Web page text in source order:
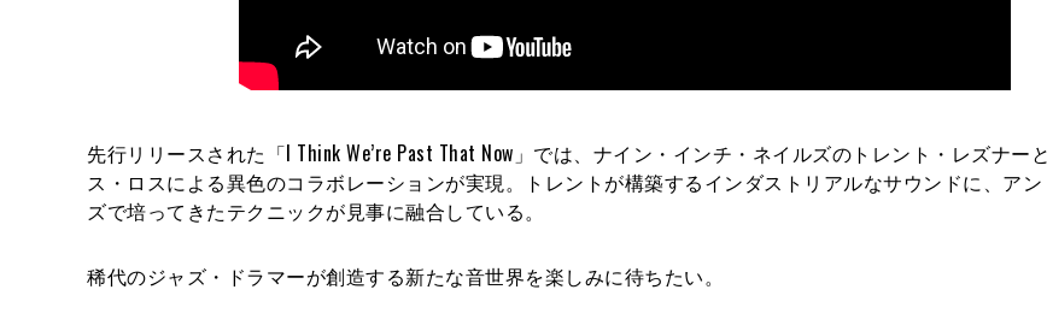
先行リリースされた「I Think We’re Past That Now」では、ナイン・インチ・ネイルズのトレント・レズナー
ス・ロスによる異色のコラボレーションが実現。トレントが構築するインダストリアルなサウンドに、ア
ズで培ってきたテクニックが見事に融合している。
稀代のジャズ・ドラマーが創造する新たな音世界を楽しみに待ちたい。